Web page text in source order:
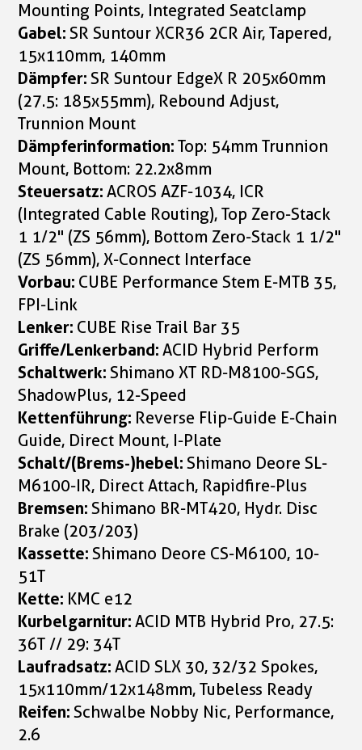
Mounting Points, Integrated Seatclamp
Gabel:SR Suntour XCR36 2CR Air, Tapered,
15x110mm, 140mm
Dämpfer:SR Suntour EdgeX R 205x60mm
(27.5: 185x55mm), Rebound Adjust,
Trunnion Mount
Dämpferinformation:Top: 54mm Trunnion
Mount, Bottom: 22.2x8mm
Steuersatz:ACROS AZF-1034, ICR
(Integrated Cable Routing), Top Zero-Stack
1 1/2" (ZS 56mm), Bottom Zero-Stack 1 1/2"
(ZS 56mm), X-Connect Interface
Vorbau: CUBE Performance Stem E-MTB 35,
FPI-Link
Lenker: CUBE Rise Trail Bar 35
Griffe/Lenkerband:ACID Hybrid Perform
Schaltwerk:Shimano XT RD-M8100-SGS,
ShadowPlus, 12-Speed
Kettenführung: Reverse Flip-Guide E-Chain
Guide, Direct Mount, I-Plate
Schalt/(Brems-)hebel:Shimano Deore SL-
M6100-IR, Direct Attach, Rapidfire-Plus
Bremsen:Shimano BR-MT420, Hydr. Disc
Brake (203/203)
Kassette:Shimano Deore CS-M6100, 10-
51T
Kette: KMC e12
Kurbelgarnitur:ACID MTB Hybrid Pro, 27.5:
36T // 29: 34T
Laufradsatz:ACID SLX 30, 32/32 Spokes,
15x110mm/12x148mm, Tubeless Ready
Reifen:Schwalbe Nobby Nic, Performance,
2.6